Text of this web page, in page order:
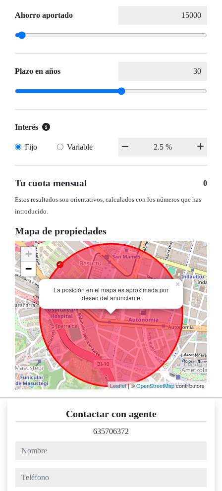
Ahorro aportado
Plazo en años
Interés
Fijo Variable
Tu cuota mensual 0
Estos resultados son orientativos, calculados con los números que has
introducido.
Mapa de propiedades
La posición en el mapa es aproximada por
deseo del anunciante
×
+
−
Leaflet| ©OpenStreetMapcontributors
Contactar con agente
635706372
nombre
teléfono